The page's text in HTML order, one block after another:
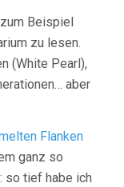
Beispiel
zu lesen.
(White Pearl),
aber
Flanken
ganz so
so tief habe ich